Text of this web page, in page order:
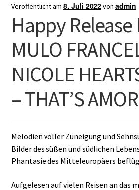
Veröffentlicht am 8. Juli 2022von admin
Happy Release
MULO
NICOLE
– THAT’S
Melodien voller Zuneigung und
Bilder des süßen und südlichen
Phantasie des Mitteleuropäers
Aufgelesen auf vielen Reisen an das